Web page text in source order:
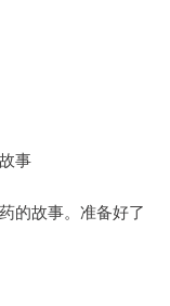
事
的故事。准备好了